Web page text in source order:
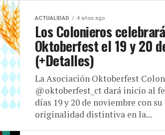
ACTUALIDAD 4 años ago
Los Colonieros
Oktoberfest el 19 y 20
(+Detalles)
La Asociación Oktoberfest
@oktoberfest_ct dará inicio al
días 19 y 20 de noviembre con su
originalidad distintiva en la...